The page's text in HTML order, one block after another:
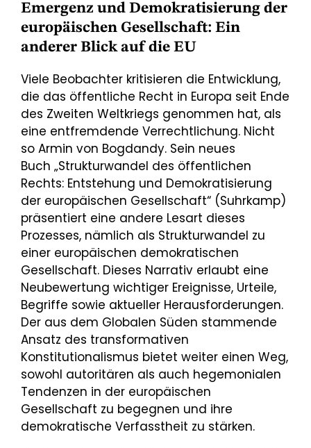
Emergenz und Demokratisierung der
europäischen Gesellschaft: Ein
anderer Blick auf die EU
Viele Beobachter kritisieren die Entwicklung,
die das öffentliche Recht in Europa seit Ende
des Zweiten Weltkriegs genommen hat, als
eine entfremdende Verrechtlichung. Nicht
so Armin von Bogdandy. Sein neues
Buch „Strukturwandel des öffentlichen
Rechts: Entstehung und Demokratisierung
der europäischen Gesellschaft“ (Suhrkamp)
präsentiert eine andere Lesart dieses
Prozesses, nämlich als Strukturwandel zu
einer europäischen demokratischen
Gesellschaft. Dieses Narrativ erlaubt eine
Neubewertung wichtiger Ereignisse, Urteile,
Begriffe sowie aktueller Herausforderungen.
Der aus dem Globalen Süden stammende
Ansatz des transformativen
Konstitutionalismus bietet weiter einen Weg,
sowohl autoritären als auch hegemonialen
Tendenzen in der europäischen
Gesellschaft zu begegnen und ihre
demokratische Verfasstheit zu stärken.